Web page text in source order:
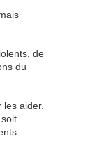
de
du
aider.